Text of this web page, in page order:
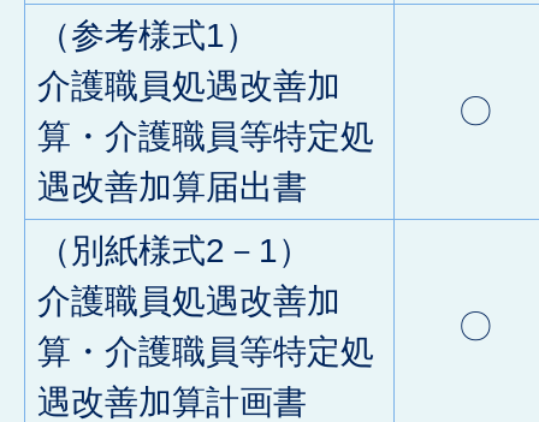
（参考様式1）
介護職員処遇改善加
算・介護職員等特定処
遇改善加算届出書
〇
（別紙様式2－1）
介護職員処遇改善加
算・介護職員等特定処
遇改善加算計画書
〇